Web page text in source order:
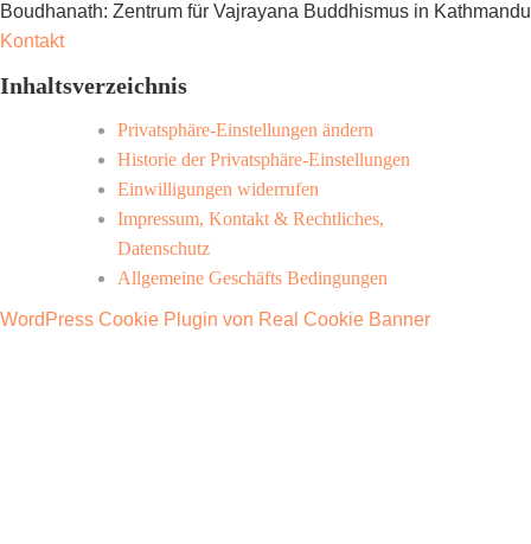
Boudhanath: Zentrum für Vajrayana Buddhismus in Kathmandu
Kontakt
Inhaltsverzeichnis
Privatsphäre-Einstellungen ändern
Historie der Privatsphäre-Einstellungen
Einwilligungen widerrufen
Impressum, Kontakt & Rechtliches,
Datenschutz
Allgemeine Geschäfts Bedingungen
WordPress Cookie Plugin von Real Cookie Banner